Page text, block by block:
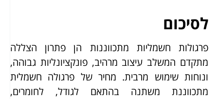
לסיכום
פרגולות חשמליות מתכווננות הן פתרון הצללה
מתקדם המשלב עיצוב מרהיב, פונקציונליות גבוהה,
ונוחות שימוש מרבית. מחיר של פרגולה חשמלית
מתכווננת משתנה בהתאם לגודל, לחומרים,